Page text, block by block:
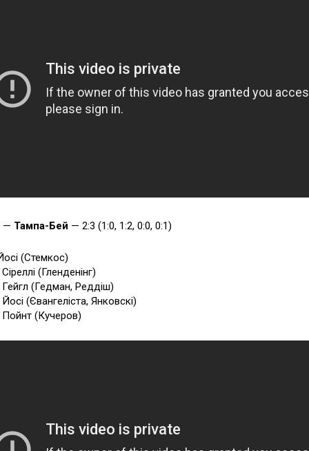
— Тампа-Бей — 2:3 (1:0, 1:2, 0:0, 0:1)
(Стемкос)
(Гленденінг)
(Гедман, Реддіш)
(Євангеліста, Янковскі)
(Кучеров)